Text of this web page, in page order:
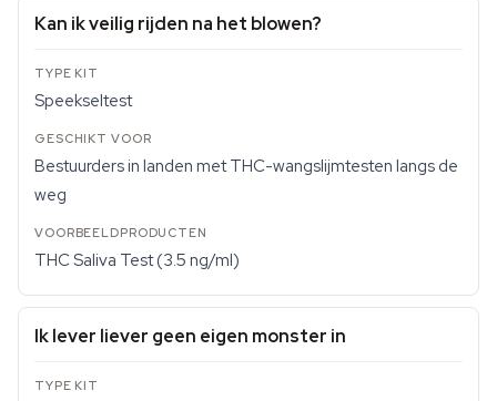
Kan ik veilig rijden na het blowen?
Speekseltest
Bestuurders in landen met THC-wangslijmtesten langs de
weg
THC Saliva Test (3.5 ng/ml)
Ik lever liever geen eigen monster in